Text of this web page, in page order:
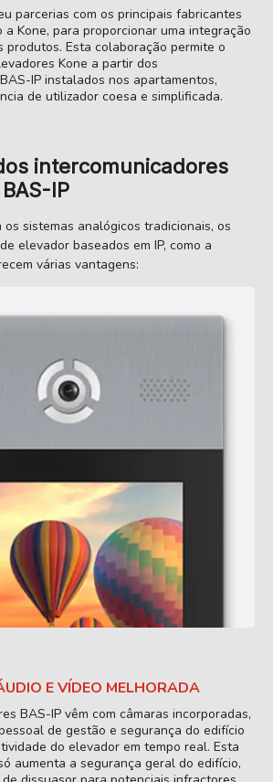
parcerias com os principais fabricantes
a Kone, para proporcionar uma integração
produtos. Esta colaboração permite o
Kone a partir dos
IP instalados nos apartamentos,
de utilizador coesa e simplificada.
intercomunicadores
IP
os sistemas analógicos tradicionais, os
elevador baseados em IP, como a
várias vantagens:
E VÍDEO MELHORADA
BAS-IP vêm com câmaras incorporadas,
de gestão e segurança do edifício
do elevador em tempo real. Esta
aumenta a segurança geral do edifício,